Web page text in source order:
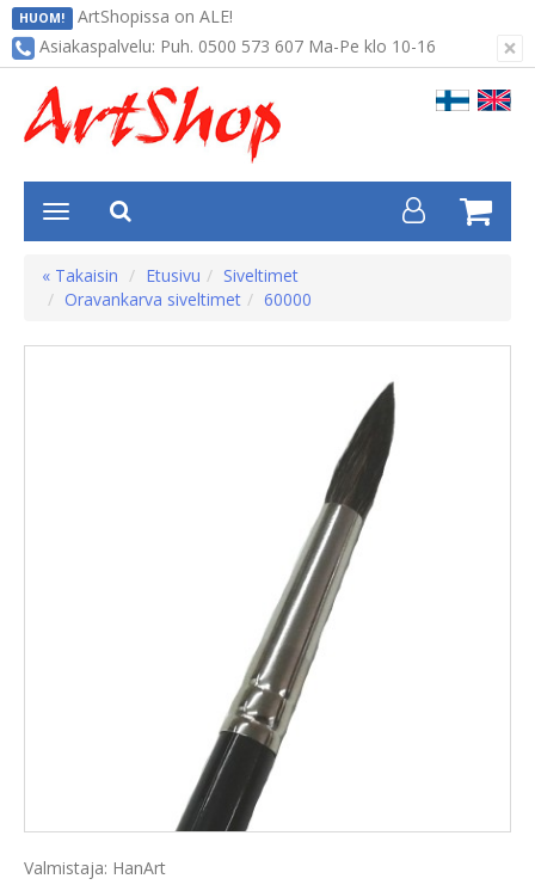
HUOM! ArtShopissa on ALE!
×
Asiakaspalvelu: Puh. 0500 573 607 Ma-Pe klo 10-16
« Takaisin Etusivu
Siveltimet
Oravankarva siveltimet
60000
Valmistaja: HanArt